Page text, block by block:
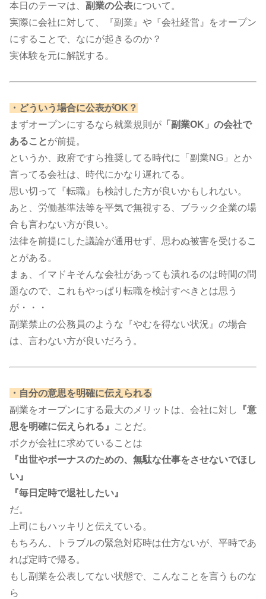
本日のテーマは、 副業の公表について。
実際に会社に対して、『副業』や『会社経営』をオープン
にすることで、なにが起きるのか？
実体験を元に解説する。​​​​​​​
・どういう場合に公表がOK？
まずオープンにするなら就業規則が 「副業OK」の会社で
あることが前提。
というか、政府ですら推奨してる時代に「副業NG」とか
言ってる会社は、時代にかなり遅れてる。
思い切って『転職』も検討した方が良いかもしれない。
あと、労働基準法等を平気で無視する、ブラック企業の場
合も言わない方が良い。
法律を前提にした議論が通用せず、思わぬ被害を受けるこ
とがある。
まぁ、イマドキそんな会社があっても潰れるのは時間の問
題なので、これもやっぱり転職を検討すべきとは思う
が・・・​
副業禁止の公務員のような『やむを得ない状況』の場合
は、言わない方が良いだろう。
・自分の意思を明確に伝えられる
副業をオープンにする最大のメリットは、会社に対し
『意
思を明確に伝えられる』
ことだ。
ボクが会社に求めていることは
『出世やボーナスのための、無駄な仕事をさせないでほし
い』
『毎日定時で退社したい』
だ。
上司にもハッキリと伝えている。
もちろん、トラブルの緊急対応時は仕方ないが、平時であ
れば定時で帰る。
もし副業を公表してない状態で、こんなことを言うものな
ら